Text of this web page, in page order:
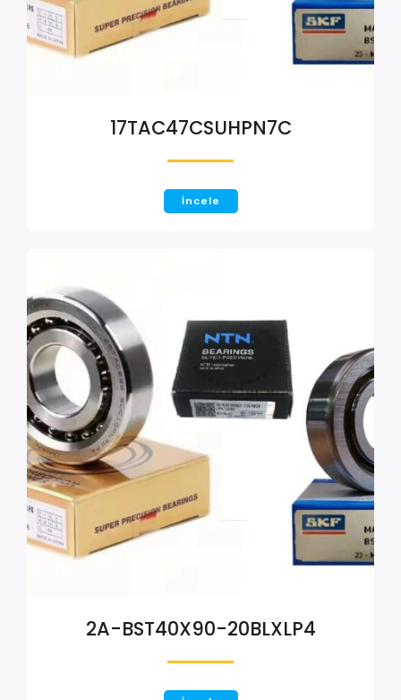
17TAC47CSUHPN7C
İncele
2A-BST40X90-20BLXLP4